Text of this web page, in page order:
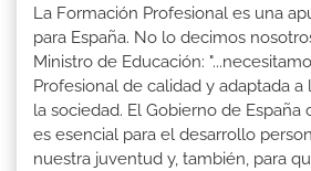
La Formación Profesional es una
para España. No lo decimos
Ministro de Educación:
Profesional de calidad y adaptada a
la sociedad. El Gobierno de España
es esencial para el desarrollo
nuestra juventud y, también, para